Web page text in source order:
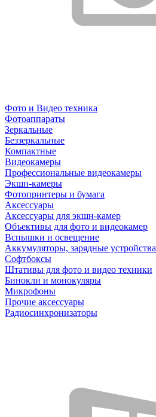
Фото и Видео техника
Фотоаппараты
Зеркальные
Беззеркальные
Компактные
Видеокамеры
Профессиональные видеокамеры
Экшн-камеры
Фотопринтеры и бумага
Аксессуары
Аксессуары для экшн-камер
Объективы для фото и видеокамер
Вспышки и освещение
Аккумуляторы, зарядные устройства
Софтбоксы
Штативы для фото и видео техники
Бинокли и монокуляры
Микрофоны
Прочие аксессуары
Радиосинхронизаторы